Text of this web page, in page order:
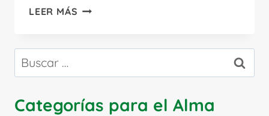
LEER MÁS SAN
GIANELLI:
DE
CARIDAD
Buscar:
Categorías para el Alma